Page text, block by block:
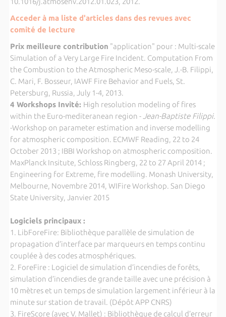
Acceder à ma liste d'articles dans des revues avec
comité de lecture
Prix meilleure contribution "application" pour : Multi-scale
Simulation of a Very Large Fire Incident. Computation From
the Combustion to the Atmospheric Meso-scale, J.-B. Filippi,
C. Mari, F. Bosseur, IAWF Fire Behavior and Fuels, St.
Petersburg, Russia, July 1-4, 2013.
4 Workshops Invité: High resolution modeling of fires
within the Euro-mediteranean region - Jean-Baptiste Filippi.
-Workshop on parameter estimation and inverse modelling
for atmospheric composition. ECMWF Reading, 22 to 24
October 2013 ; IBBI Workshop on atmospheric composition.
MaxPlanck Insitute, Schloss Ringberg, 22 to 27 April 2014 ;
Engineering for Extreme, fire modelling. Monash University,
Melbourne, Novembre 2014, WIFire Workshop. San Diego
State University, Janvier 2015
Logiciels principaux :
1. LibForeFire: Bibliothèque parallèle de simulation de
propagation d’interface par marqueurs en temps continu
couplée à des codes atmosphériques.
2. ForeFire : Logiciel de simulation d’incendies de forêts,
simulation d’incendies de grande taille avec une précision à
10 mètres et un temps de simulation largement inférieur à la
minute sur station de travail. (Dépôt APP CNRS)
3. FireScore (avec V. Mallet) : Bibliothèque de calcul d’erreur